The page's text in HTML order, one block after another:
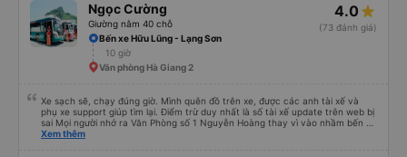
Ngọc Cường
Giường nằm 40 chỗ
4.0
(73 đánh giá)
Bến xe Hữu Lũng - Lạng Sơn
10 giờ
Văn phòng Hà Giang 2
Xe sạch sẽ, chạy đúng giờ. Mình quên đồ trên xe, được các anh tài xế và
phụ xe support giúp tìm lại. Điểm trừ duy nhất là số tài xế update trên web bị
sai Mọi người nhớ ra Văn Phòng số 1 Nguyễn Hoàng thay vì vào nhầm bến xe
Mỹ Đình nhé.
Xem thêm